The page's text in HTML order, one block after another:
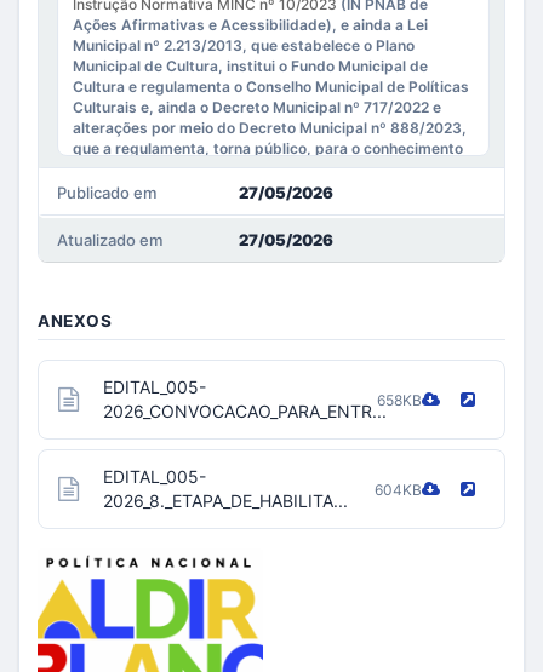
Instrução Normativa MINC nº 10/2023 (IN PNAB de
Ações Afirmativas e Acessibilidade), e ainda a Lei
Municipal nº 2.213/2013, que estabelece o Plano
Municipal de Cultura, institui o Fundo Municipal de
Cultura e regulamenta o Conselho Municipal de Políticas
Culturais e, ainda o Decreto Municipal nº 717/2022 e
alterações por meio do Decreto Municipal nº 888/2023,
que a regulamenta, torna público, para o conhecimento
de todos os interessados, aCONVOCAÇÃO DOS
PROJETOS SELECIONADOS PARA ENTREGA DE
CHAMAMENTO PÚBLICO Nº 001/2026 PNAB SORRISO
“EXPRESSÕES ARTÍSTICAS DA CULTURA”.
Publicado em 27/05/2026
Atualizado em 27/05/2026
ANEXOS
EDITAL_005-
2026_CONVOCACAO_PARA_ENTR...
658KB
EDITAL_005-
2026_8._ETAPA_DE_HABILITA...
604KB